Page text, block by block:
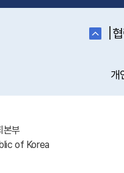
개
본부
of Korea